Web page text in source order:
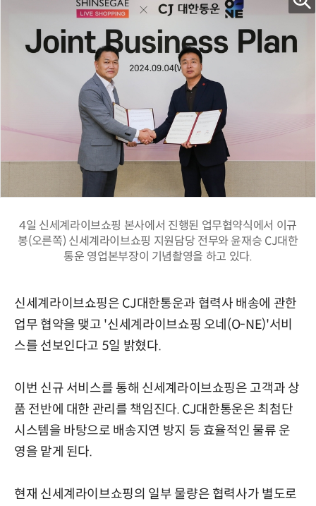
4일 신세계라이브쇼핑 본사에서 진행된 업무협약식에서 이규
봉(오른쪽) 신세계라이브쇼핑 지원담당 전무와 윤재승 CJ대한
통운 영업본부장이 기념촬영을 하고 있다.
신세계라이브쇼핑은 CJ대한통운과 협력사 배송에 관한
업무 협약을 맺고 '신세계라이브쇼핑 오네(O-NE)'서비
스를 선보인다고 5일 밝혔다.
이번 신규 서비스를 통해 신세계라이브쇼핑은 고객과 상
품 전반에 대한 관리를 책임진다. CJ대한통운은 최첨단
시스템을 바탕으로 배송지연 방지 등 효율적인 물류 운
영을 맡게 된다.
현재 신세계라이브쇼핑의 일부 물량은 협력사가 별도로